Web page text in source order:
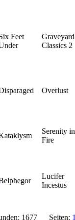
Feet
Graveyard
Classics 2
Overlust
Serenity in
Fire
Lucifer
Incestus
1677 Seiten: 1